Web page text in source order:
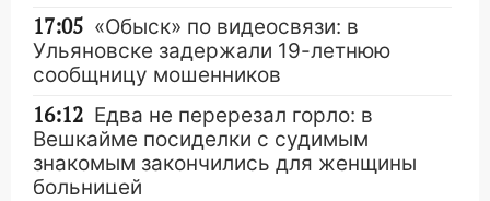
17:05 «Обыск» по видеосвязи: в
Ульяновске задержали 19-летнюю
сообщницу мошенников
16:12 Едва не перерезал горло: в
Вешкайме посиделки с судимым
знакомым закончились для женщины
больницей